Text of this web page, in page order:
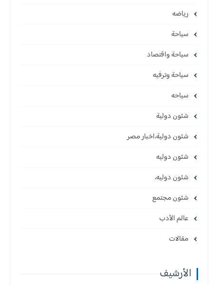
رياضه
سياحة
سياحة واقتصاد
سياحة وترفيه
سياحه
شئون دولية
شئون دولية،اخبار مصر
شئون دوليه
شئون دوليه،
شئون مجتمع
عالم الأدب
مقالات
الأرشيف